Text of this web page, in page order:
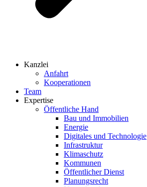
Kanzlei
Anfahrt
Kooperationen
Team
Expertise
Öffentliche Hand
Bau und Immobilien
Energie
Digitales und Technologie
Infrastruktur
Klimaschutz
Kommunen
Öffentlicher Dienst
Planungsrecht